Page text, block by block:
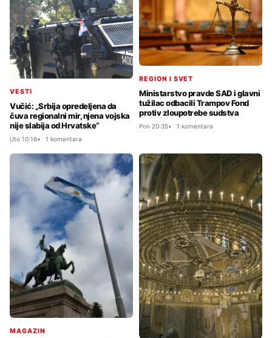
VESTI
Vučić: „Srbija opredeljena da
čuva regionalni mir, njena vojska
nije slabija od Hrvatske“
Uto 10:16 1 komentara
REGION I SVET
Ministarstvo pravde SAD i glavni
tužilac odbacili Trampov Fond
protiv zloupotrebe sudstva
Pon 20:35 1 komentara
MAGAZIN